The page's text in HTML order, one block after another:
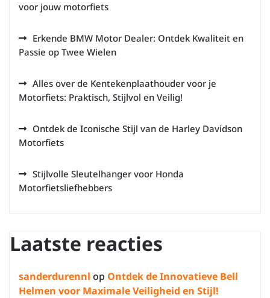
voor jouw motorfiets
Erkende BMW Motor Dealer: Ontdek Kwaliteit en
Passie op Twee Wielen
Alles over de Kentekenplaathouder voor je
Motorfiets: Praktisch, Stijlvol en Veilig!
Ontdek de Iconische Stijl van de Harley Davidson
Motorfiets
Stijlvolle Sleutelhanger voor Honda
Motorfietsliefhebbers
Laatste reacties
sanderdurennl op Ontdek de Innovatieve Bell
Helmen voor Maximale Veiligheid en Stijl!